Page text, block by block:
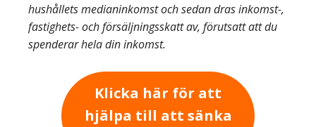
hushållets medianinkomst och sedan dras inkomst-,
fastighets- och försäljningsskatt av, förutsatt att du
spenderar hela din inkomst.
Klicka här för att
hjälpa till att sänka